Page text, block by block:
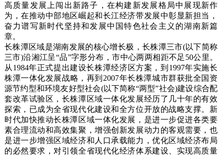
高质量发展上闯出新路子，在构建新发展格局中展现新作
为，在推动中部地区崛起和长江经济带发展中彰显新担当，
奋力谱写新时代坚持和发展中国特色社会主义的湖南新篇
章。
长株潭区域是湖南发展的核心增长极，长株潭三市(以下简称
三市)沿湘江呈“品”字形分布，市中心两两相距不足50公里。
从1984年正式提出建设长株潭经济区方案，到1997年实施长
株潭一体化发展战略，再到2007年长株潭城市群获批全国资
源节约型和环境友好型社会(以下简称“两型”社会)建设综合配
套改革试验区，长株潭区域一体化发展经历了几十年的有效
探索，已成为全省现代化建设和全方位开放的战略支撑。新
时代加快推动长株潭区域一体化发展，是进一步促进各类要
素合理流动和高效集聚，增强创新发展动力的客观需要，也
是进一步增强区域经济和人口承载能力，优化区域经济布局
的必然要求，对引领全省现代化经济体系建设、实现高质量